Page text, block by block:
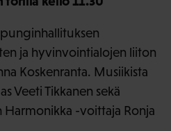
ja hyvinvointialojen liiton
Koskenranta. Musiikista
Veeti Tikkanen sekä
-voittaja Ronja